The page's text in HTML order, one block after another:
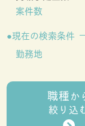
案件数
現在の検索条件
勤務地
職種か
絞り込